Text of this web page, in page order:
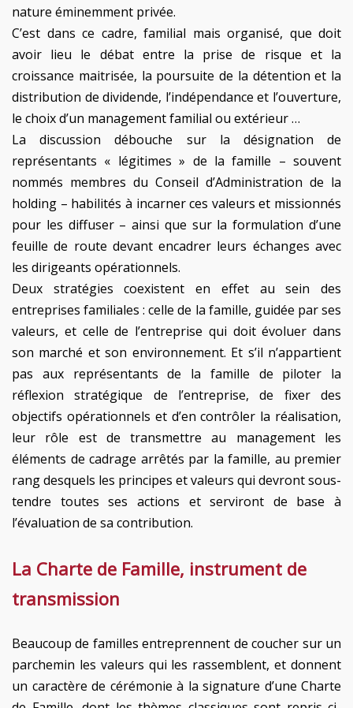
nature éminemment privée.
C’est dans ce cadre, familial mais organisé, que doit
avoir lieu le débat entre la prise de risque et la
croissance maitrisée, la poursuite de la détention et la
distribution de dividende, l’indépendance et l’ouverture,
le choix d’un management familial ou extérieur …
La discussion débouche sur la désignation de
représentants « légitimes » de la famille – souvent
nommés membres du Conseil d’Administration de la
holding – habilités à incarner ces valeurs et missionnés
pour les diffuser – ainsi que sur la formulation d’une
feuille de route devant encadrer leurs échanges avec
les dirigeants opérationnels.
Deux stratégies coexistent en effet au sein des
entreprises familiales : celle de la famille, guidée par ses
valeurs, et celle de l’entreprise qui doit évoluer dans
son marché et son environnement. Et s’il n’appartient
pas aux représentants de la famille de piloter la
réflexion stratégique de l’entreprise, de fixer des
objectifs opérationnels et d’en contrôler la réalisation,
leur rôle est de transmettre au management les
éléments de cadrage arrêtés par la famille, au premier
rang desquels les principes et valeurs qui devront sous-
tendre toutes ses actions et serviront de base à
l’évaluation de sa contribution.
La Charte de Famille, instrument de
transmission
Beaucoup de familles entreprennent de coucher sur un
parchemin les valeurs qui les rassemblent, et donnent
un caractère de cérémonie à la signature d’une Charte